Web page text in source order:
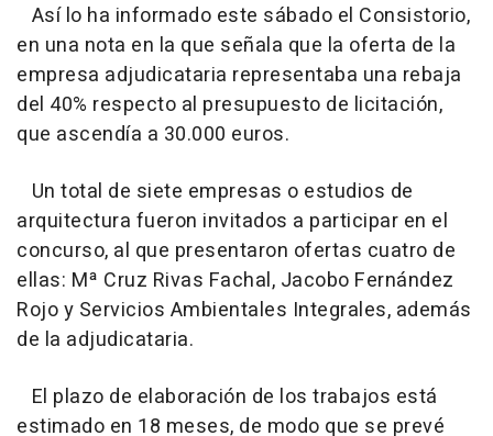
Así lo ha informado este sábado el Consistorio,
en una nota en la que señala que la oferta de la
empresa adjudicataria representaba una rebaja
del 40% respecto al presupuesto de licitación,
que ascendía a 30.000 euros.
Un total de siete empresas o estudios de
arquitectura fueron invitados a participar en el
concurso, al que presentaron ofertas cuatro de
ellas: Mª Cruz Rivas Fachal, Jacobo Fernández
Rojo y Servicios Ambientales Integrales, además
de la adjudicataria.
El plazo de elaboración de los trabajos está
estimado en 18 meses, de modo que se prevé